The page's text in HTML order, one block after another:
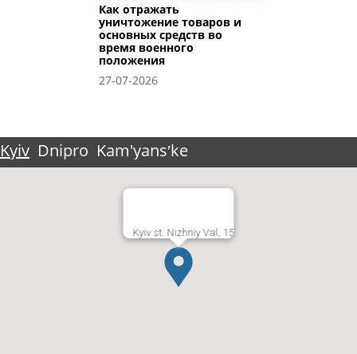
Как отражать
уничтожение товаров и
основных средств во
время военного
положения
27-07-2026
Kyiv Dnipro Kam'yansʹke
Kyiv st. Nizhniy Val, 15